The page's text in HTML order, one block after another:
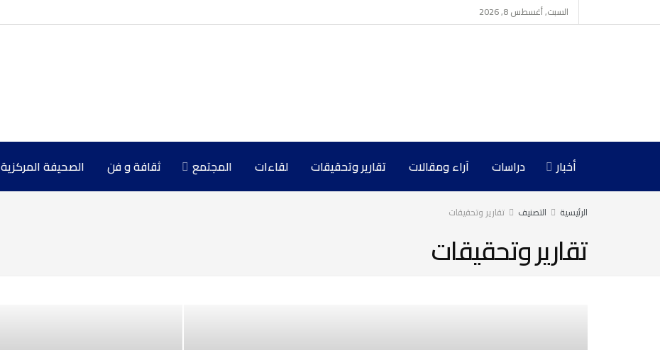
السبت, أغسطس 8, 2026
أخبار دراسات آراء ومقالات تقارير وتحقيقات لقاءات المجتمع ثقافة و فن الصحيفة المركزية ENKS
الرئيسية التصنيف تقارير وتحقيقات
تقارير وتحقيقات